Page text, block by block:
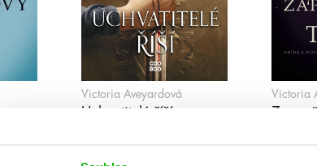
Victoria Aveyardová
Uchvatitelé říší
Victoria